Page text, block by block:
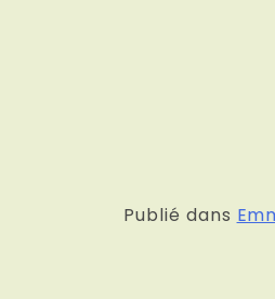
Publié dans